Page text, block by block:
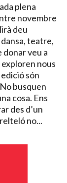
plena
novembre
deu
teatre,
donar veu a
nous
són
busquen
cosa. Ens
des d’un
no...